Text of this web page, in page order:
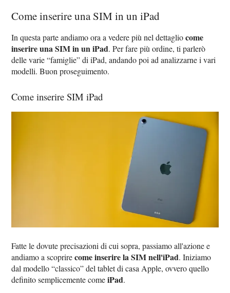
Come inserire una SIM in un iPad
In questa parte andiamo ora a vedere più nel dettagliocome
inserire una SIM in un iPad. Per fare più ordine, ti parlerò
delle varie “famiglie” di iPad, andando poi ad analizzarne i vari
modelli. Buon proseguimento.
Come inserire SIM iPad
Fatte le dovute precisazioni di cui sopra, passiamo all'azione e
andiamo a scoprirecome inserire la SIM nell'iPad. Iniziamo
dal modello “classico” del tablet di casa Apple, ovvero quello
definito semplicemente comeiPad.